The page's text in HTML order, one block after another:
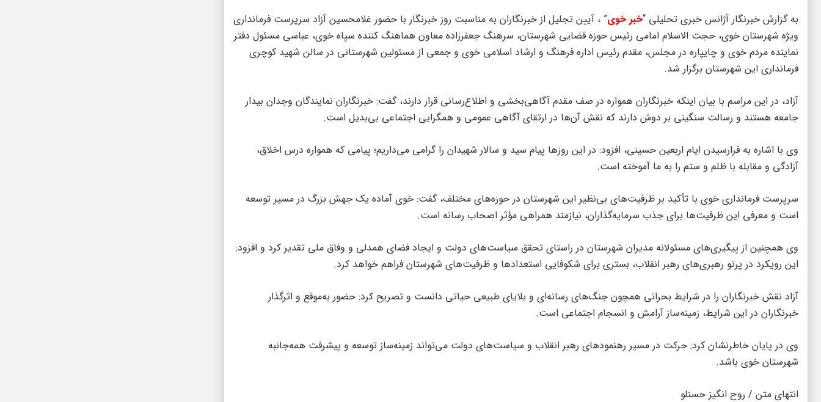
به گزارش خبرنگار آژانس خبری تحلیلی “خبر خوی” ، آیین تجلیل از خبرنگاران به مناسبت روز خبرنگار با حضور غلامحسین آزاد سرپرست فرمانداری
ویژه شهرستان خوی، حجت الاسلام امامی رئیس حوزه قضایی شهرستان، سرهنگ جعفرزاده معاون هماهنگ کننده سپاه خوی، عباسی مسئول دفتر
نماینده مردم خوی و چایپاره در مجلس، مقدم رئیس اداره فرهنگ و ارشاد اسلامی خوی و جمعی از مسئولین شهرستانی در سالن شهید کوچری
فرمانداری این شهرستان برگزار شد.
آزاد، در این مراسم با بیان اینکه خبرنگاران همواره در صف مقدم آگاهی‌بخشی و اطلاع‌رسانی قرار دارند، گفت: خبرنگاران نمایندگان وجدان بیدار
جامعه هستند و رسالت سنگینی بر دوش دارند که نقش آن‌ها در ارتقای آگاهی عمومی و همگرایی اجتماعی بی‌بدیل است.
وی با اشاره به فرارسیدن ایام اربعین حسینی، افزود: در این روزها پیام سید و سالار شهیدان را گرامی می‌داریم؛ پیامی که همواره درس اخلاق،
آزادگی و مقابله با ظلم و ستم را به ما آموخته است.
سرپرست فرمانداری خوی با تأکید بر ظرفیت‌های بی‌نظیر این شهرستان در حوزه‌های مختلف، گفت: خوی آماده یک جهش بزرگ در مسیر توسعه
است و معرفی این ظرفیت‌ها برای جذب سرمایه‌گذاران، نیازمند همراهی مؤثر اصحاب رسانه است.
وی همچنین از پیگیری‌های مسئولانه مدیران شهرستان در راستای تحقق سیاست‌های دولت و ایجاد فضای همدلی و وفاق ملی تقدیر کرد و افزود:
این رویکرد در پرتو رهبری‌های رهبر انقلاب، بستری برای شکوفایی استعدادها و ظرفیت‌های شهرستان فراهم خواهد کرد.
آزاد نقش خبرنگاران را در شرایط بحرانی همچون جنگ‌های رسانه‌ای و بلایای طبیعی حیاتی دانست و تصریح کرد: حضور به‌موقع و اثرگذار
خبرنگاران در این شرایط، زمینه‌ساز آرامش و انسجام اجتماعی است.
وی در پایان خاطرنشان کرد: حرکت در مسیر رهنمودهای رهبر انقلاب و سیاست‌های دولت می‌تواند زمینه‌ساز توسعه و پیشرفت همه‌جانبه
شهرستان خوی باشد.
انتهای متن / روح انگیز حسنلو